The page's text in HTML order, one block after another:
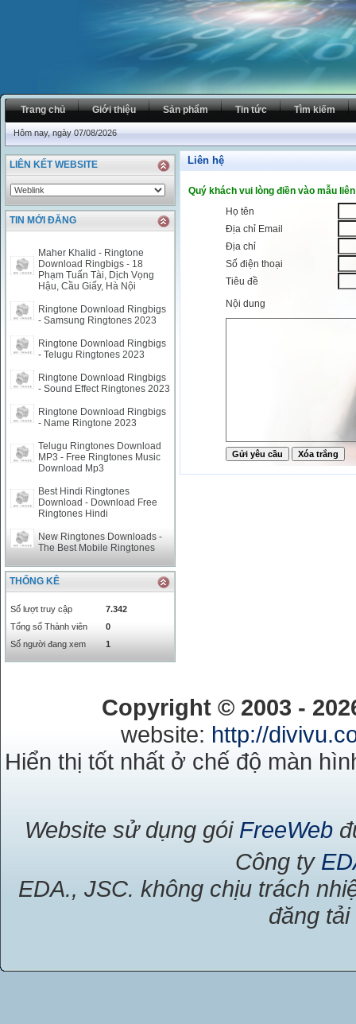
Trang chủ Giới thiệu Sản phẩm Tin tức Tìm kiếm
Hôm nay, ngày 07/08/2026
LIÊN KẾT WEBSITE
TIN MỚI ĐĂNG
Maher Khalid - Ringtone
Download Ringbigs - 18
Phạm Tuấn Tài, Dịch Vọng
Hậu, Cầu Giấy, Hà Nội
Ringtone Download Ringbigs
- Samsung Ringtones 2023
Ringtone Download Ringbigs
- Telugu Ringtones 2023
Ringtone Download Ringbigs
- Sound Effect Ringtones 2023
Ringtone Download Ringbigs
- Name Ringtone 2023
Telugu Ringtones Download
MP3 - Free Ringtones Music
Download Mp3
Best Hindi Ringtones
Download - Download Free
Ringtones Hindi
New Ringtones Downloads -
The Best Mobile Ringtones
THỐNG KÊ
Số lượt truy cập
7.342
Tổng số Thành viên
0
Số người đang xem
1
Liên hệ
Quý khách vui lòng điền vào mẫu
Họ tên
Địa chỉ Email
Địa chỉ
Số điện thoại
Tiêu đề
Nội dung
Copyright © 2003 -
website: http://
Hiển thị tốt nhất ở chế độ màn
Website sử dụng gói FreeWeb
Công ty
EDA., JSC. không chịu trách
đăng